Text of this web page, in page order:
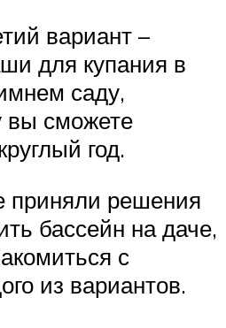
вариант –
для купания в
саду,
вы сможете
год.
приняли решения
бассейн на даче,
с
из вариантов.